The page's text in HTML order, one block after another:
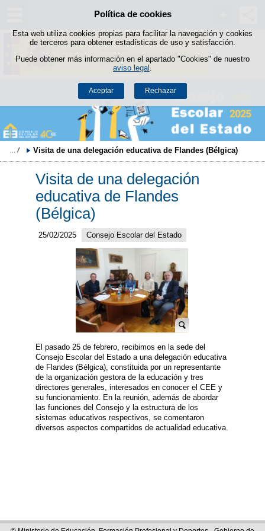
Política de cookies
Esta web utiliza cookies propias para facilitar la navegación y cookies
de terceros para obtener estadísticas de uso y satisfacción.
Puede obtener más información en el apartado "Cookies" de nuestro
aviso legal
Aceptar Rechazar
Saltar al contenido
Visita de una delegación educativa de Flandes (Bélgica)
Visita de una delegación
educativa de Flandes
(Bélgica)
25/02/2025 Consejo Escolar del Estado
El pasado 25 de febrero, recibimos en la sede del
Consejo Escolar del Estado a una delegación educativa
de Flandes (Bélgica), constituida por un representante
de la organización gestora de la educación y tres
directores generales, interesados en conocer el CEE y
su funcionamiento. En la reunión, además de abordar
las funciones del Consejo y la estructura de los
sistemas educativos respectivos, se comentaron
diversos aspectos compartidos de actualidad educativa.